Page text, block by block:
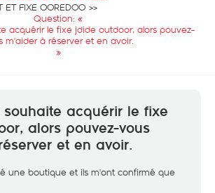
ET FIXE OOREDOO
Question: «
acquérir le fixe jdide outdoor, alors pouvez-
m'aider à réserver et en avoir.
»
souhaite acquérir le fixe
alors pouvez-vous
et en avoir.
une boutique et ils m'ont confirmé que